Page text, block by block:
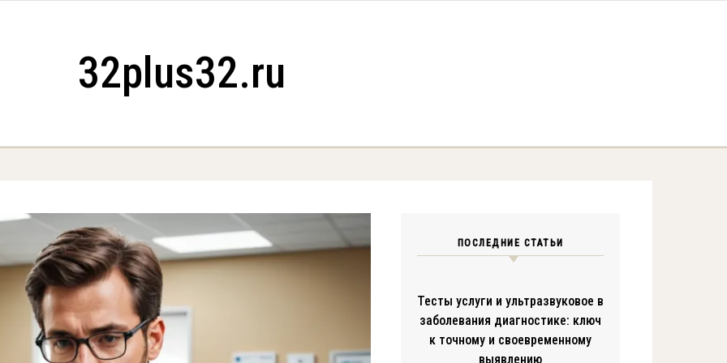
32plus32.ru
ПОСЛЕДНИЕ СТАТЬИ
Тесты услуги и ультразвуковое в
заболевания диагностике: ключ
к точному и своевременному
выявлению